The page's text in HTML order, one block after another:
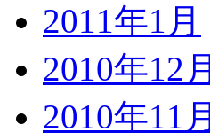
2011年1月
2010年12月
2010年11月